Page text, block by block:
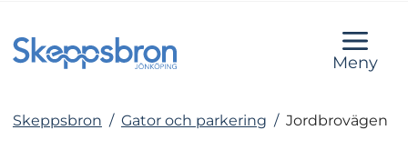
Meny
Skeppsbron / Gator och parkering / Jordbrovägen